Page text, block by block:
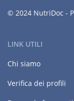
© 2024 NutriDoc -
LINK UTILI
Chi siamo
Verifica dei profili